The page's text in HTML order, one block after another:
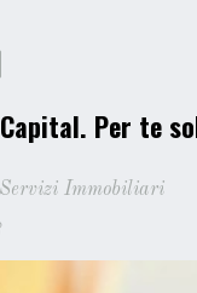
Per te
Immobiliari